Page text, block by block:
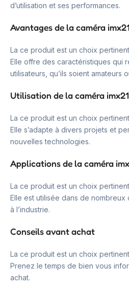
d’utilisation et ses performances.
Avantages de la caméra
La ce produit est un choix
Elle offre des caractéristiques qui
utilisateurs, qu’ils soient amateurs
Utilisation de la caméra
La ce produit est un choix
Elle s’adapte à divers projets et
nouvelles technologies.
Applications de la caméra
La ce produit est un choix
Elle est utilisée dans de
à l’industrie.
Conseils avant achat
La ce produit est un choix
Prenez le temps de bien vous
achat.